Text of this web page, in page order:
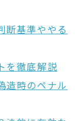
断基準ややる
を徹底解説
造時のペナル